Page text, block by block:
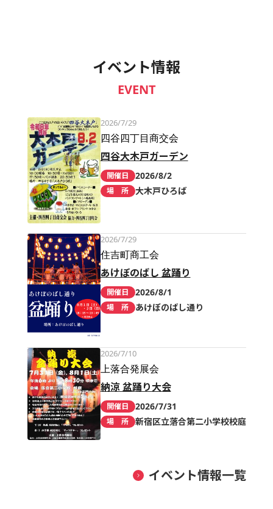
イベント情報
EVENT
2026/7/29
四谷四丁目商交会
四谷大木戸ガーデン
開催日 2026/8/2
場 所 大木戸ひろば
2026/7/29
住吉町商工会
あけぼのばし 盆踊り
開催日 2026/8/1
場 所 あけぼのばし通り
2026/7/10
上落合発展会
納涼 盆踊り大会
開催日 2026/7/31
場 所 新宿区立落合第二小学校校庭
イベント情報一覧